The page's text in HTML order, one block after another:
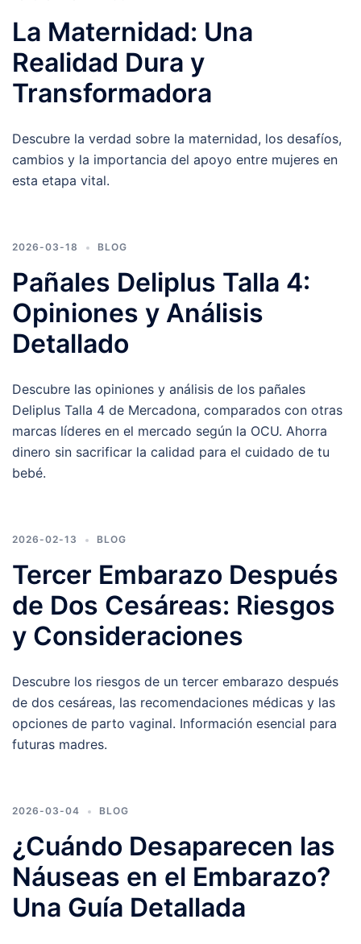
La Maternidad: Una
Realidad Dura y
Transformadora
Descubre la verdad sobre la maternidad, los desafíos,
cambios y la importancia del apoyo entre mujeres en
esta etapa vital.
2026-03-18 BLOG
Pañales Deliplus Talla 4:
Opiniones y Análisis
Detallado
Descubre las opiniones y análisis de los pañales
Deliplus Talla 4 de Mercadona, comparados con otras
marcas líderes en el mercado según la OCU. Ahorra
dinero sin sacrificar la calidad para el cuidado de tu
bebé.
2026-02-13 BLOG
Tercer Embarazo Después
de Dos Cesáreas: Riesgos
y Consideraciones
Descubre los riesgos de un tercer embarazo después
de dos cesáreas, las recomendaciones médicas y las
opciones de parto vaginal. Información esencial para
futuras madres.
2026-03-04 BLOG
¿Cuándo Desaparecen las
Náuseas en el Embarazo?
Una Guía Detallada